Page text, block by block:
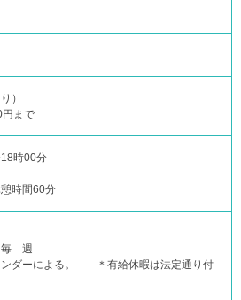
）
まで
時00分
時間60分
毎 週
ンダーによる。 ＊有給休暇は法定通り付